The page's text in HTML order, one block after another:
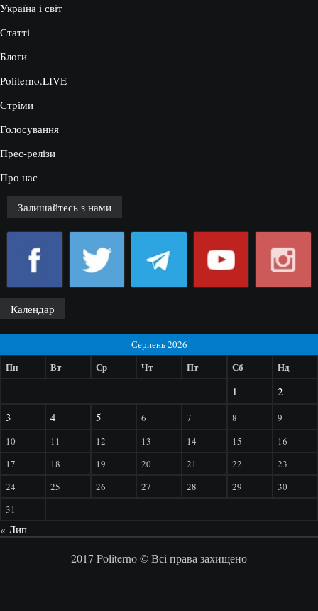
Україна і світ
Статті
Блоги
Politerno.LIVE
Стріми
Голосування
Прес-релізи
Про нас
Залишайтесь з нами
Календар
Серпень 2026
Пн Вт Ср Чт Пт Сб Нд
1
2
3
4 5 6 7 8
9
10
11 12 13 14 15
16
17
18 19 20 21 22
23
24
25 26 27 28 29
30
31
« Лип
2017 Politerno © Всі права захищено